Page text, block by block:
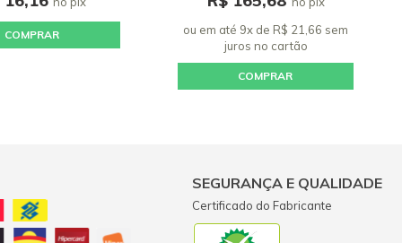
outubro 2017 - 06:28
do rocio de lima lima
muito bom, chegou de acordo com meu pedido
COMPRAR
ou em até 9x de R$ 21,66 sem
juros no cartão
COMPRAR
SEGURANÇA E QUALIDADE
Certificado do Fabricante